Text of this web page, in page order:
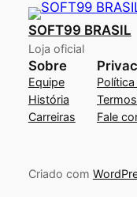
SOFT99 BRASIL
Loja oficial
Sobre
Equipe
História
Carreiras
Fale
Criado com